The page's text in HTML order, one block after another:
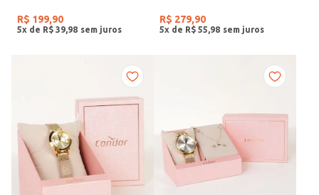
R$ 199,90
5x de R$ 39 98
R$ 279,90
5x de R$ 55 98